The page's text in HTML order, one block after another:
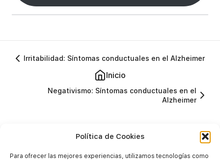
Política de Cookies
Para ofrecer las mejores experiencias, utilizamos tecnologías como
Irritabilidad: Síntomas conductuales en el Alzheimer
Inicio
Negativismo: Síntomas conductuales en el
Alzheimer
Volver a Inicio